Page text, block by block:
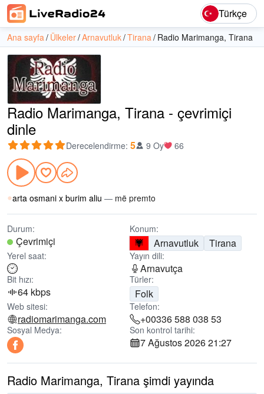
Türkçe
Ana sayfa Ülkeler Arnavutluk Tirana Radio Marimanga, Tirana
Radio Marimanga, Tirana - çevrimiçi
dinle
Derecelendirme: 5 9 Oy 66
arta osmani x burim aliu — më premto
Durum:
Çevrimiçi
Konum:
Arnavutluk Tirana
Yerel saat: Yayın dili:
Arnavutça
Bit hızı:
64 kbps
Türler:
Folk
Web sitesi:
radiomarimanga.com
Telefon:
+00336 588 038 53
Sosyal Medya: Son kontrol tarihi:
7 Ağustos 2026 21:27
Radio Marimanga, Tirana şimdi yayında